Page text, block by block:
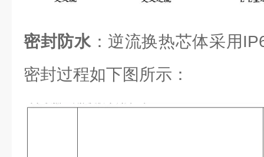
密封防水：逆流换热芯体采用
密封过程如下图所示：